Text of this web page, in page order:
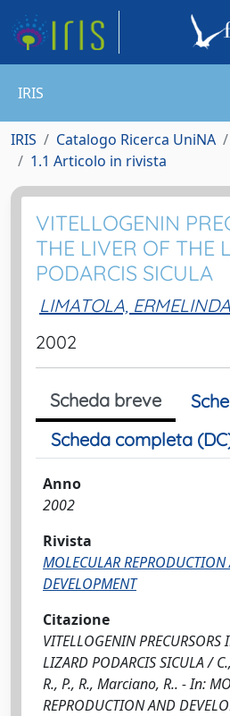
IRIS
IRIS Catalogo Ricerca UniNA
1.1 Articolo in rivista
VITELLOGENIN
THE LIVER OF THE
PODARCIS SICULA
LIMATOLA, ERMELINDA
2002
Scheda breve
Scheda completa
Anno
2002
Rivista
MOLECULAR
DEVELOPMENT
Citazione
VITELLOGENIN PRECURSORS
LIZARD PODARCIS SICULA /
R., P., R., Marciano, R.. - In:
REPRODUCTION AND